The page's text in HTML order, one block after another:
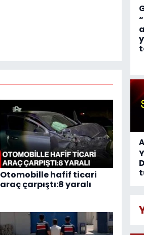
Otomobille hafif ticari
araç çarpıştı:8 yaralı